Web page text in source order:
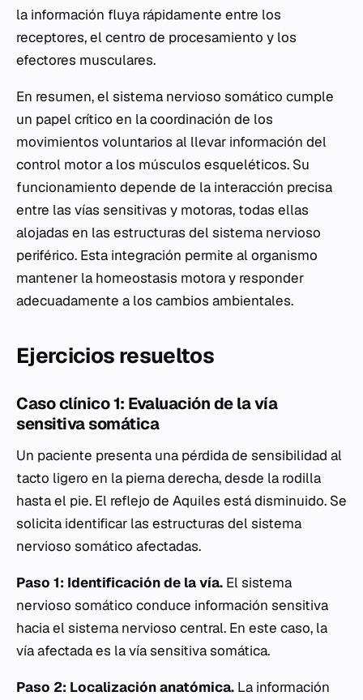
la información fluya rápidamente entre los
receptores, el centro de procesamiento y los
efectores musculares.
En resumen, el sistema nervioso somático cumple
un papel crítico en la coordinación de los
movimientos voluntarios al llevar información del
control motor a los músculos esqueléticos. Su
funcionamiento depende de la interacción precisa
entre las vías sensitivas y motoras, todas ellas
alojadas en las estructuras del sistema nervioso
periférico. Esta integración permite al organismo
mantener la homeostasis motora y responder
adecuadamente a los cambios ambientales.
Ejercicios resueltos
Caso clínico 1: Evaluación de la vía
sensitiva somática
Un paciente presenta una pérdida de sensibilidad al
tacto ligero en la pierna derecha, desde la rodilla
hasta el pie. El reflejo de Aquiles está disminuido. Se
solicita identificar las estructuras del sistema
nervioso somático afectadas.
Paso 1: Identificación de la vía. El sistema
nervioso somático conduce información sensitiva
hacia el sistema nervioso central. En este caso, la
vía afectada es la vía sensitiva somática.
Paso 2: Localización anatómica. La información